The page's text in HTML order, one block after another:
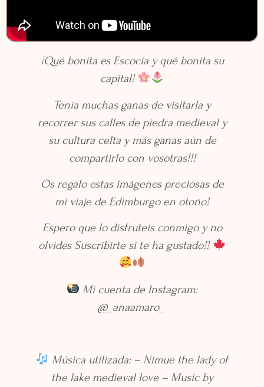
¡Qué bonita es Escocia y qué bonita su
capital!
Tenía muchas ganas de visitarla y
recorrer sus calles de piedra medieval y
su cultura celta y más ganas aún de
compartirlo con vosotras!!!
Os regalo estas imágenes preciosas de
mi viaje de Edimburgo en otoño!
Espero que lo disfruteis conmigo y no
olvides Suscribirte si te ha gustado!!
Mi cuenta de Instagram:
@_anaamaro_
Música utilizada: – Nimue the lady of
the lake medieval love – Music by